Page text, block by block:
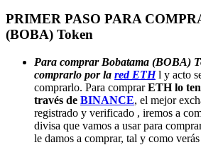
PRIMER PASO PARA
(BOBA) Token
Para comprar Bobatama (BOBA)
comprarlo por la red ETHl y acto
comprarlo. Para comprarETH lo
través de BINANCE, el mejor
registrado y verificado , iremos a
divisa que vamos a usar para
le damos a comprar, tal y como